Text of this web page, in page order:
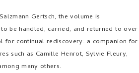
Gertsch, the volume is
be handled, carried, and returned to over
for continual rediscovery: a companion for
such as Camille Henrot, Sylvie Fleury,
many others.